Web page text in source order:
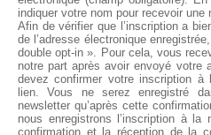
indiquer votre nom pour recevoir une
Afin de vérifier que l’inscription a
de l’adresse électronique
double opt-in ». Pour cela, vous
notre part après avoir envoyé votre
devez confirmer votre inscription
lien. Vous ne serez enregistré
newsletter qu’après cette
nous enregistrons l’inscription à la
confirmation et la réception de la